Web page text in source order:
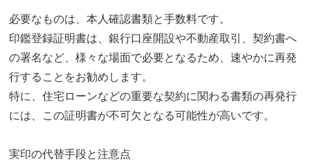
必要なものは、本人確認書類と手数料です。
印鑑登録証明書は、銀行口座開設や不動産取引、契約書へ
の署名など、様々な場面で必要となるため、速やかに再発
行することをお勧めします。
特に、住宅ローンなどの重要な契約に関わる書類の再発行
には、この証明書が不可欠となる可能性が高いです。
実印の代替手段と注意点